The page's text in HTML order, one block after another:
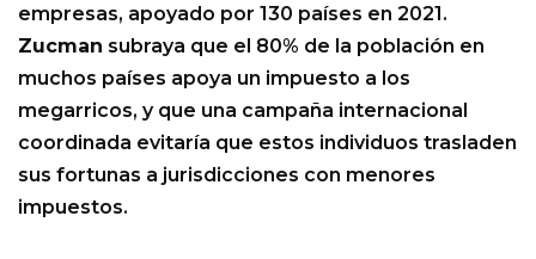
empresas, apoyado por 130 países en 2021.
Zucman subraya que el 80% de la población en
muchos países apoya un impuesto a los
megarricos, y que una campaña internacional
coordinada evitaría que estos individuos trasladen
sus fortunas a jurisdicciones con menores
impuestos.